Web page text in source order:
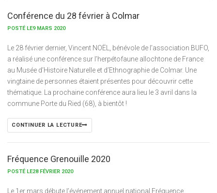
Conférence du 28 février à Colmar
POSTÉ LE9 MARS 2020
Le 28 février dernier, Vincent NOËL, bénévole de l’association BUFO,
a réalisé une conférence sur l’herpétofaune allochtone de France
au Musée d’Histoire Naturelle et d’Ethnographie de Colmar. Une
vingtaine de personnes étaient présentes pour découvrir cette
thématique. La prochaine conférence aura lieu le 3 avril dans la
commune Porte du Ried (68), à bientôt !
CONTINUER LA LECTURE
Fréquence Grenouille 2020
POSTÉ LE28 FÉVRIER 2020
Le 1er mars débute l’événement annuel national Fréquence